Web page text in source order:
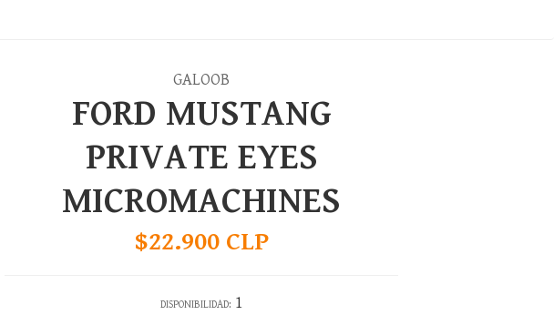
GALOOB
FORD MUSTANG
PRIVATE EYES
MICROMACHINES
$22.900 CLP
DISPONIBILIDAD: 1